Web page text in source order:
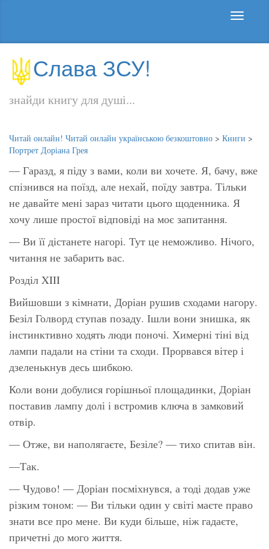
Слава ЗСУ!
знайди книгу для душі...
Читай онлайн! Читай онлайн українською безкоштовно > Книги >
Портрет Доріана Грея
— Гаразд, я піду з вами, коли ви хочете. Я, бачу, вже
спізнився на поїзд, але нехай, поїду завтра. Тільки
не давайте мені зараз читати цього щоденника. Я
хочу лише простої відповіді на моє запитання.
— Ви її дістанете нагорі. Тут це неможливо. Нічого,
читання не забарить вас.
Розділ XIII
Вийшовши з кімнати, Доріан рушив сходами нагору.
Безіл Голворд ступав позаду. Ішли вони знишка, як
інстинктивно ходять люди поночі. Химерні тіні від
лампи падали на стіни та сходи. Прорвався вітер і
дзеленькнув десь шибкою.
Коли вони добулися горішньої площадинки, Доріан
поставив лампу долі і встромив ключа в замковий
отвір.
— Отже, ви наполягаєте, Безіле? — тихо спитав він.
—Так.
— Чудово! — Доріан посміхнувся, а тоді додав уже
різким тоном: — Ви тільки один у світі маєте право
знати все про мене. Ви куди більше, ніж гадаєте,
причетні до мого життя.